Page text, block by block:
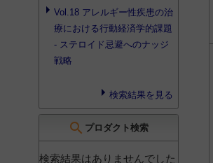
Vol.18 アレルギー性疾患の治
療における行動経済学的課題
- ステロイド忌避へのナッジ
戦略
検索結果を見る
search プロダクト検索
検索結果はありませんでした